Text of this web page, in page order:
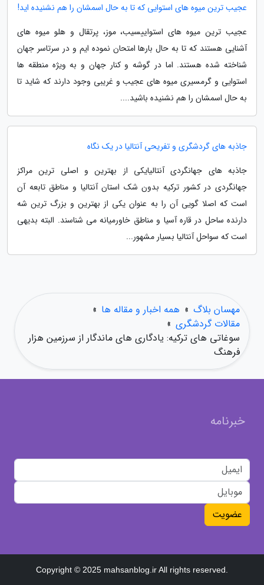
عجیب ترین میوه های استوایی که تا به حال اسمشان را هم نشنیده اید!
عجیب ترین میوه های استواییسیب، موز، پرتقال و هلو میوه های
آشنایی هستند که تا به حال بارها امتحان نموده ایم و در سرتاسر جهان
شناخته شده هستند. اما در گوشه و کنار جهان و به ویژه منطقه ها
استوایی و گرمسیری میوه های عجیب و غریبی وجود دارند که شاید تا
به حال اسمشان را هم نشنیده باشید....
جاذبه های گردشگری و تفریحی آنتالیا در یک نگاه
جاذبه های جهانگردی آنتالیایکی از بهترین و اصلی ترین مراکز
جهانگردی در کشور ترکیه بدون شک استان آنتالیا و مناطق تابعه آن
است که اصلا گویی آن را به عنوان یکی از بهترین و بزرگ ترین شه
دارنده ساحل در قاره آسیا و مناطق خاورمیانه می شناسند. البته بدیهی
است که سواحل آنتالیا بسیار مشهور...
مهسان بلاگ » همه اخبار و مقاله ها »
مقالات گردشگری »
سوغاتی های ترکیه: یادگاری های ماندگار از سرزمین هزار
فرهنگ
خبرنامه
عضویت
Copyright © 2025 mahsanblog.ir All rights reserved.